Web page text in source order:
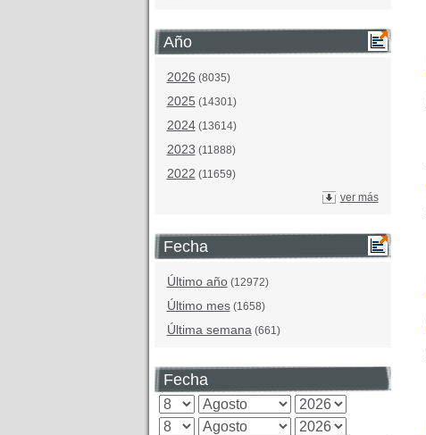
Año
2026 (8035)
2025 (14301)
2024(13614)
2023 (11888)
2022 (11659)
ver más
Fecha
Último año(12972)
Último mes(1658)
Última semana(661)
Fecha